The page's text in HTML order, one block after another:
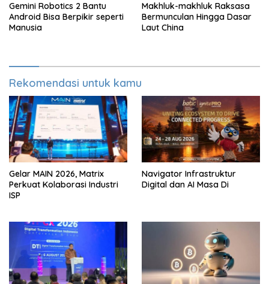
Gemini Robotics 2 Bantu
Android Bisa Berpikir seperti
Manusia
Makhluk-makhluk Raksasa
Bermunculan Hingga Dasar
Laut China
Rekomendasi untuk kamu
Gelar MAIN 2026, Matrix
Perkuat Kolaborasi Industri
ISP
Navigator Infrastruktur
Digital dan AI Masa Di